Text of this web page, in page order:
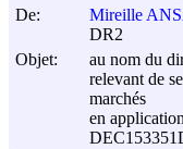
De:
Mireille
DR2
Objet:
au nom du
relevant de
marchés
en